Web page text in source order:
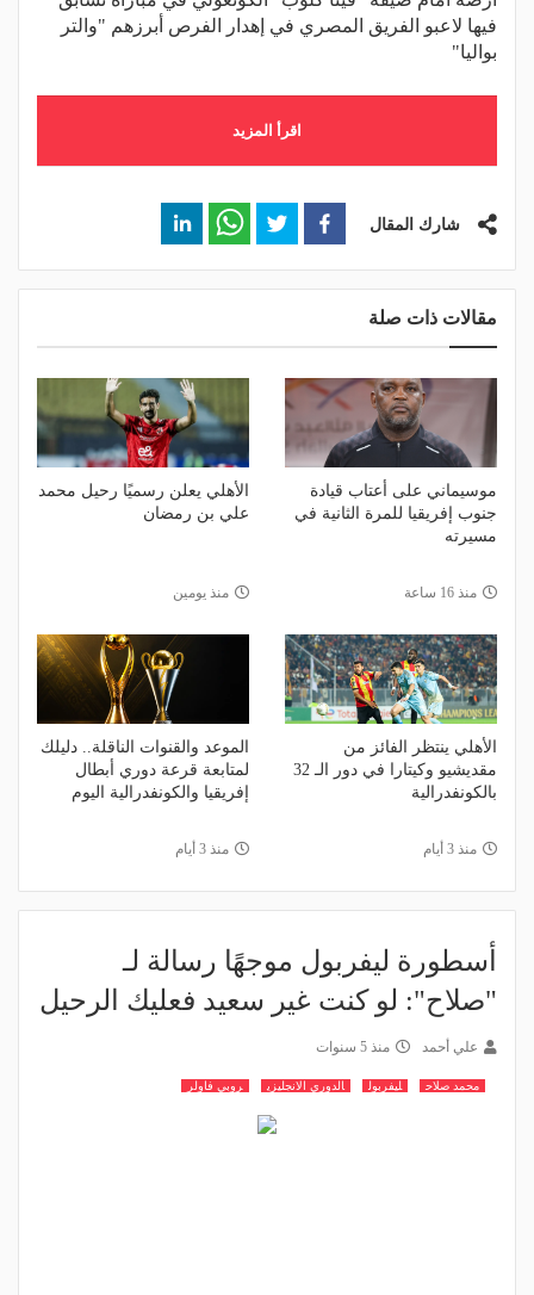
فيها لاعبو الفريق المصري في إهدار الفرص أبرزهم "والتر
بواليا"
اقرأ المزيد
شارك المقال
مقالات ذات صلة
موسيماني على أعتاب قيادة
جنوب إفريقيا للمرة الثانية في
مسيرته
منذ 16 ساعة
الأهلي يعلن رسميًا رحيل محمد
علي بن رمضان
منذ يومين
الأهلي ينتظر الفائز من
مقديشيو وكيتارا في دور الـ 32
بالكونفدرالية
منذ 3 أيام
الموعد والقنوات الناقلة.. دليلك
لمتابعة قرعة دوري أبطال
إفريقيا والكونفدرالية اليوم
منذ 3 أيام
أسطورة ليفربول موجهًا رسالة لـ
"صلاح": لو كنت غير سعيد فعليك الرحيل
علي أحمد منذ 5 سنوات
محمد صلاح ليفربول الدوري الانجليزي روبي فاولر